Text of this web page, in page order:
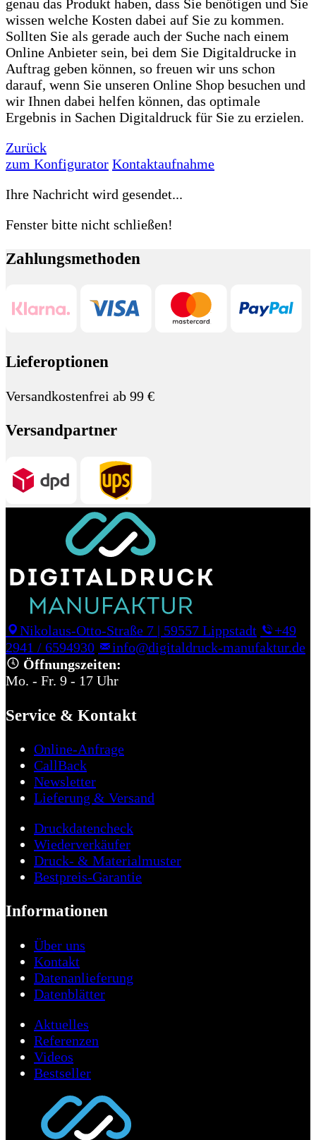
genau das Produkt haben, dass Sie benötigen und Sie
wissen welche Kosten dabei auf Sie zu kommen.
Sollten Sie als gerade auch der Suche nach einem
Online Anbieter sein, bei dem Sie Digitaldrucke in
Auftrag geben können, so freuen wir uns schon
darauf, wenn Sie unseren Online Shop besuchen und
wir Ihnen dabei helfen können, das optimale
Ergebnis in Sachen Digitaldruck für Sie zu erzielen.
Zurück
zum Konfigurator Kontaktaufnahme
Ihre Nachricht wird gesendet...
Fenster bitte nicht schließen!
Zahlungsmethoden
Lieferoptionen
Versandkostenfrei ab 99 €
Versandpartner
Nikolaus-Otto-Straße 7 | 59557 Lippstadt
+49
2941 / 6594930
info@digitaldruck-manufaktur.de
Öffnungszeiten:
Mo. - Fr. 9 - 17 Uhr
Service & Kontakt
Online-Anfrage
CallBack
Newsletter
Lieferung & Versand
Druckdatencheck
Wiederverkäufer
Druck- & Materialmuster
Bestpreis-Garantie
Informationen
Über uns
Kontakt
Datenanlieferung
Datenblätter
Aktuelles
Referenzen
Videos
Bestseller